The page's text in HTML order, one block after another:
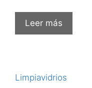
Leer más
Limpiavidrios